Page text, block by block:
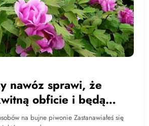
nawóz sprawi, że
obficie i będą
– poznaj
na bujne piwonie Zastanawiałeś się